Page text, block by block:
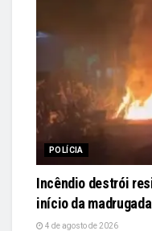
POLÍCIA
Incêndio destrói
início da
4 de agosto de 2026